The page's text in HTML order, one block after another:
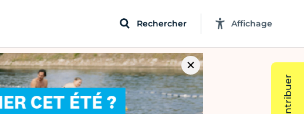
Rechercher Affichage
Contribuer